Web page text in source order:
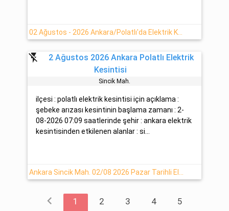
02 Ağustos - 2026 Ankara/Polatlı'da Elektrik Kesintisi Hakkında Açıklamalar
flash_off
2 Ağustos 2026 Ankara Polatlı Elektrik
Kesintisi
Si̇nci̇k Mah.
ilçesi : polatlı elektrik kesintisi için açıklama :
şebeke arızası kesintinin başlama zamanı : 2-
08-2026 07:09 saatlerinde şehir : ankara elektrik
kesintisinden etkilenen alanlar : si...
chevron_left 1 2 3 4 5